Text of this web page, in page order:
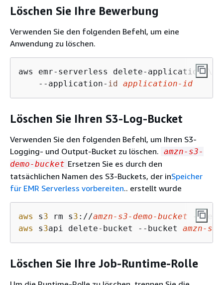
Löschen Sie Ihre Bewerbung
Verwenden Sie den folgenden Befehl, um eine
Anwendung zu löschen.
aws emr-serverless delete-application \
    --application-
id application-id
Löschen Sie Ihren S3-Log-Bucket
Verwenden Sie den folgenden Befehl, um Ihren S3-
Logging- und Output-Bucket zu löschen. amzn-s3-
demo-bucket Ersetzen Sie es durch den
tatsächlichen Namen des S3-Buckets, der inSpeicher
für EMR Serverless vorbereiten.. erstellt wurde
aws s3 rm s3 ://amzn-s3-demo-bucket
aws
s3api delete-bucket --bucket amzn-s
Löschen Sie Ihre Job-Runtime-Rolle